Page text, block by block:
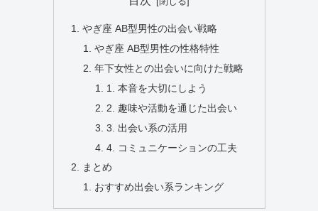
やぎ座 AB型男性の出会い戦略
やぎ座 AB型男性の性格特性
年下女性との出会いに向けた戦略
1. 本音を大切にしよう
2. 趣味や活動を通じた出会い
3. 出会い系の活用
4. コミュニケーションの工夫
まとめ
おすすめ出会い系ランキング